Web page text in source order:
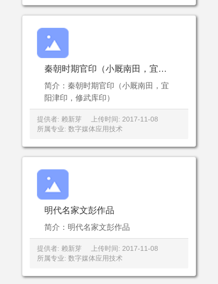
秦朝时期官印（小厩南田，宜阳津印，修武库印）
简介：秦朝时期官印（小厩南田，宜
阳津印，修武库印）
提供者: 赖新芽
上传时间: 2017-11-08
所属专业: 数字媒体应用技术
明代名家文彭作品
简介：明代名家文彭作品
提供者: 赖新芽
上传时间: 2017-11-08
所属专业: 数字媒体应用技术